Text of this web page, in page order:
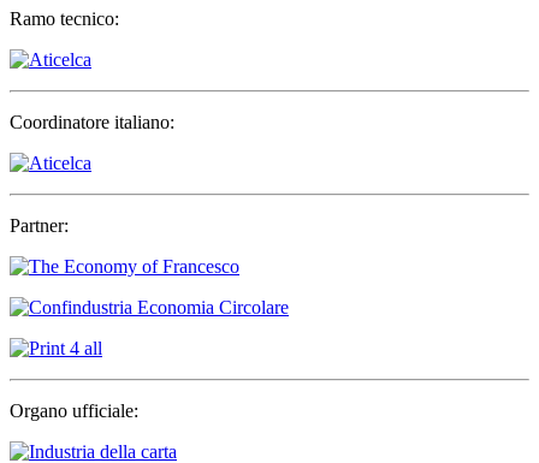
Ramo tecnico:
Coordinatore italiano:
Partner:
Organo ufficiale: